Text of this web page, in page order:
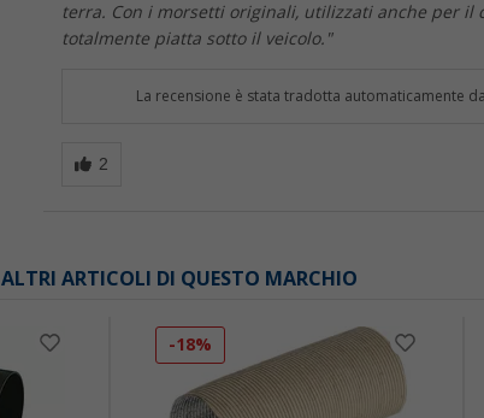
terra. Con i morsetti originali, utilizzati anche per il
totalmente piatta sotto il veicolo."
La recensione è stata tradotta automaticamente
ALTRI ARTICOLI DI QUESTO MARCHIO
-18%